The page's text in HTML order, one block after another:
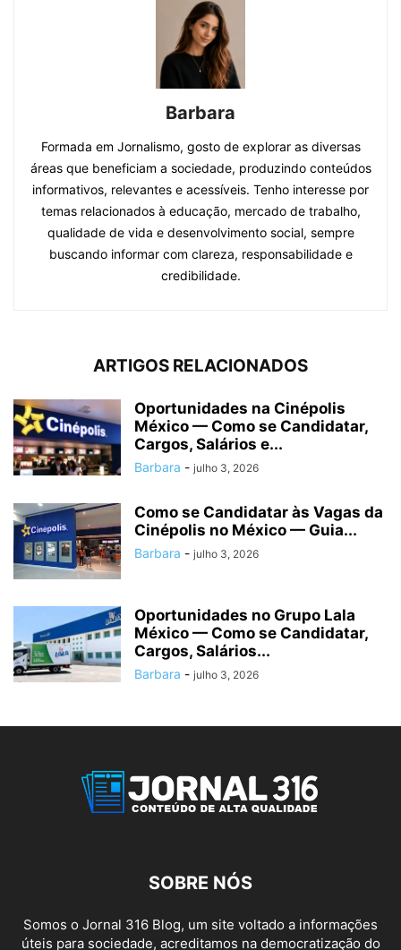
Barbara
Formada em Jornalismo, gosto de explorar as diversas
áreas que beneficiam a sociedade, produzindo conteúdos
informativos, relevantes e acessíveis. Tenho interesse por
temas relacionados à educação, mercado de trabalho,
qualidade de vida e desenvolvimento social, sempre
buscando informar com clareza, responsabilidade e
credibilidade.
ARTIGOS RELACIONADOS
Oportunidades na Cinépolis
México — Como se Candidatar,
Cargos, Salários e...
Barbara - julho 3, 2026
Como se Candidatar às Vagas da
Cinépolis no México — Guia...
Barbara - julho 3, 2026
Oportunidades no Grupo Lala
México — Como se Candidatar,
Cargos, Salários...
Barbara - julho 3, 2026
SOBRE NÓS
Somos o Jornal 316 Blog, um site voltado a informações
úteis para sociedade, acreditamos na democratização do